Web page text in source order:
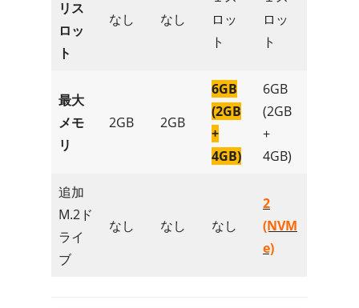
リス
ロッ
ト
なし なし
ロッ
ト
ロッ
ト
最大
メモ
リ
2GB 2GB
6GB
(2GB
+
4GB)
6GB
(2GB
+
4GB)
追加
M.2ド
ライ
ブ
なし なし なし
2
(NVM
e)